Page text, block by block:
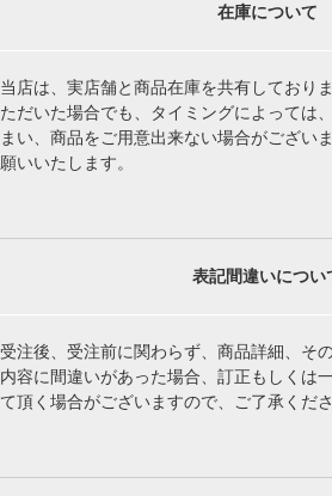
在庫について
当店は、実店舗と商品在庫を共有しており
ただいた場合でも、タイミングによっては
まい、商品をご用意出来ない場合がござい
願いいたします。
表記間違いについ
受注後、受注前に関わらず、商品詳細、そ
内容に間違いがあった場合、訂正もしくは
て頂く場合がございますので、ご了承くださ